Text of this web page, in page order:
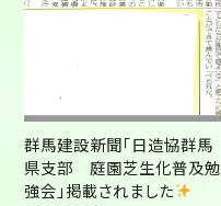
群馬建設新聞「日造協群馬
県支部 庭園芝生化普及勉
強会」掲載されました